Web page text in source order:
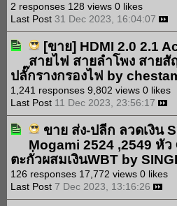
2 responses 128 views 0 likes
Last Post 31 Dec 2023, 16:04:07
[ขาย] HDMI 2.0 2.1
สายไฟ สายลำโพง สาย
ปลั๊กรางกรองไฟ by
1,241 responses 9,802 views 0 likes
Last Post 11 Dec 2023, 23:56:17
ขาย ส่ง-ปลีก ลวดเงิน
Mogami 2524 ,2549 หัว
ตะกั่วผสมเงินWBT by
126 responses 17,772 views 0 likes
Last Post 7 Dec 2023, 13:16:26